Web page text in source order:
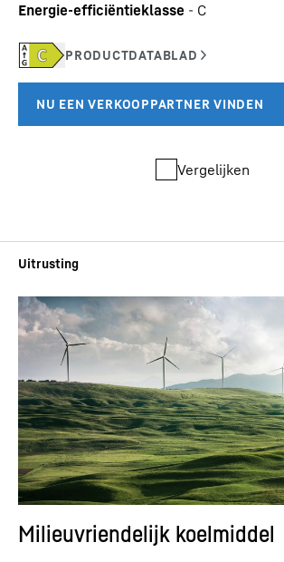
Energie-efficiëntieklasse - C
Vergelijken
Milieuvriendelijk koelmiddel